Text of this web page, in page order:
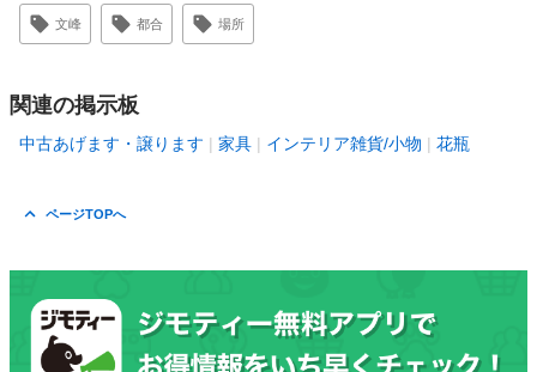
文峰 都合 場所
関連の掲示板
中古あげます・譲ります 家具 インテリア雑貨/小物 花瓶
ページTOPへ